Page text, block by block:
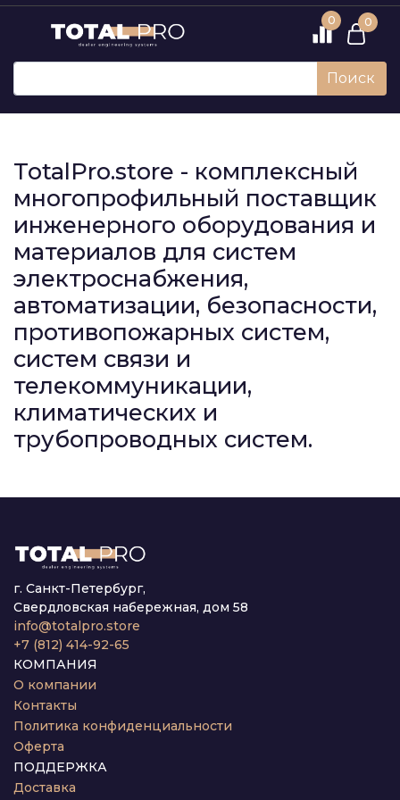
0 0
Поиск
TotalPro.store - комплексный
многопрофильный поставщик
инженерного оборудования и
материалов для систем
электроснабжения,
автоматизации, безопасности,
противопожарных систем,
систем связи и
телекоммуникации,
климатических и
трубопроводных систем.
г. Санкт-Петербург,
Свердловская набережная, дом 58
info@totalpro.store
+7 (812) 414-92-65
КОМПАНИЯ
О компании
Контакты
Политика конфиденциальности
Оферта
ПОДДЕРЖКА
Доставка